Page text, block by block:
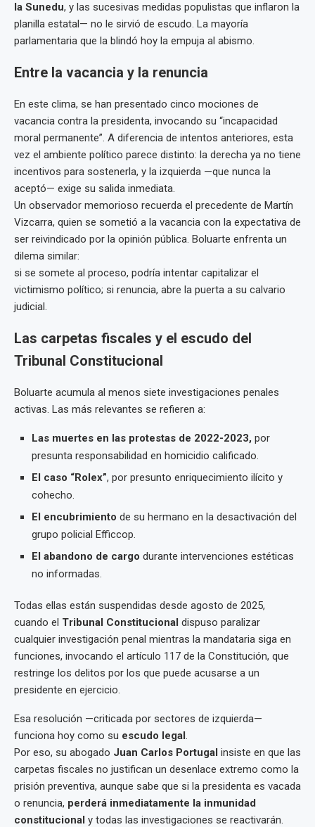
la Sunedu, y las sucesivas medidas populistas que inflaron la
planilla estatal— no le sirvió de escudo. La mayoría
parlamentaria que la blindó hoy la empuja al abismo.
Entre la vacancia y la renuncia
En este clima, se han presentado cinco mociones de
vacancia contra la presidenta, invocando su “incapacidad
moral permanente”. A diferencia de intentos anteriores, esta
vez el ambiente político parece distinto: la derecha ya no tiene
incentivos para sostenerla, y la izquierda —que nunca la
aceptó— exige su salida inmediata.
Un observador memorioso recuerda el precedente de Martín
Vizcarra, quien se sometió a la vacancia con la expectativa de
ser reivindicado por la opinión pública. Boluarte enfrenta un
dilema similar:
si se somete al proceso, podría intentar capitalizar el
victimismo político; si renuncia, abre la puerta a su calvario
judicial.
Las carpetas fiscales y el escudo del
Tribunal Constitucional
Boluarte acumula al menos siete investigaciones penales
activas. Las más relevantes se refieren a:
Las muertes en las protestas de 2022-2023, por
presunta responsabilidad en homicidio calificado.
El caso “Rolex”, por presunto enriquecimiento ilícito y
cohecho.
El encubrimiento de su hermano en la desactivación del
grupo policial Efficcop.
El abandono de cargo durante intervenciones estéticas
no informadas.
Todas ellas están suspendidas desde agosto de 2025,
cuando el Tribunal Constitucional dispuso paralizar
cualquier investigación penal mientras la mandataria siga en
funciones, invocando el artículo 117 de la Constitución, que
restringe los delitos por los que puede acusarse a un
presidente en ejercicio.
Esa resolución —criticada por sectores de izquierda—
funciona hoy como su escudo legal.
Por eso, su abogado Juan Carlos Portugal insiste en que las
carpetas fiscales no justifican un desenlace extremo como la
prisión preventiva, aunque sabe que si la presidenta es vacada
o renuncia, perderá inmediatamente la inmunidad
constitucional y todas las investigaciones se reactivarán.